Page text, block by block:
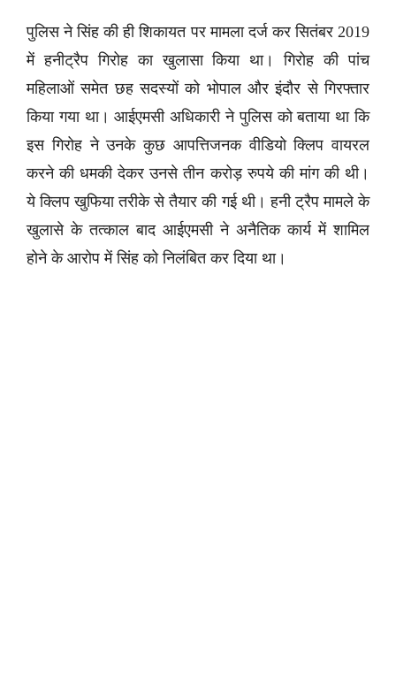
पुलिस ने सिंह की ही शिकायत पर मामला दर्ज कर सितंबर 2019
में हनीट्रैप गिरोह का खुलासा किया था। गिरोह की पांच
महिलाओं समेत छह सदस्यों को भोपाल और इंदौर से गिरफ्तार
किया गया था। आईएमसी अधिकारी ने पुलिस को बताया था कि
इस गिरोह ने उनके कुछ आपत्तिजनक वीडियो क्लिप वायरल
करने की धमकी देकर उनसे तीन करोड़ रुपये की मांग की थी।
ये क्लिप खुफिया तरीके से तैयार की गई थी। हनी ट्रैप मामले के
खुलासे के तत्काल बाद आईएमसी ने अनैतिक कार्य में शामिल
होने के आरोप में सिंह को निलंबित कर दिया था।